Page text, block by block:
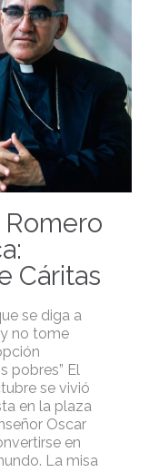
Romero
Cáritas
se diga a
y no tome
pobres” El
se vivió
en la plaza
Oscar
en
La misa